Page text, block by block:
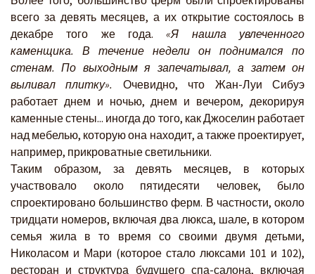
всего за девять месяцев, а их открытие состоялось в
декабре того же года.«Я нашла увлеченного
каменщика. В течение недели он поднимался по
стенам. По выходным я запечатывал, а затем он
выливал плитку».
Очевидно, что Жан-Луи Сибуэ
работает днем и ночью, днем и вечером, декорируя
каменные стены... иногда до того, как Джоселин работает
над мебелью, которую она находит, а также проектирует,
например, прикроватные светильники.
Таким образом, за девять месяцев, в которых
участвовало около пятидесяти человек, было
спроектировано большинство ферм. В частности, около
тридцати номеров, включая два люкса, шале, в котором
семья жила в то время со своими двумя детьми,
Николасом и Мари (которое стало люксами 101 и 102),
ресторан и структура будущего спа-салона, включая